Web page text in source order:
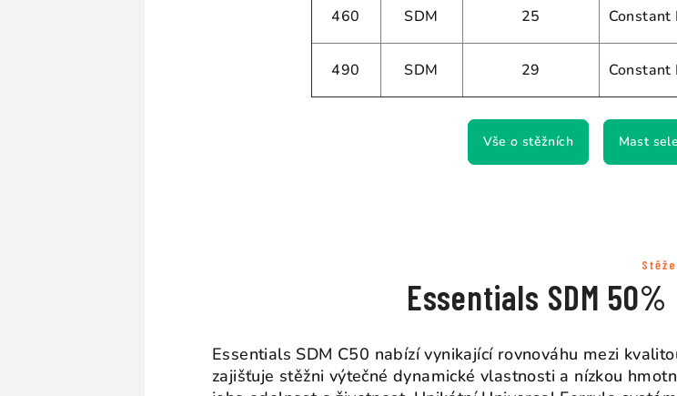
460 SDM 25 Constant
490 SDM 29 Constant
Vše o stěžních Mast
Essentials SDM
Essentials SDM C50 nabízí vynikající rovnováhu mezi
zajišťuje stěžni výtečné dynamické vlastnosti a nízkou